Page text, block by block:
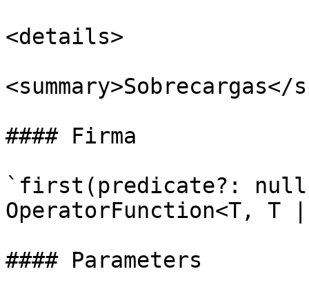
<details>
<summary>Sobrecargas</
#### Firma
`first(predicate?:
OperatorFunction<T, T
#### Parameters